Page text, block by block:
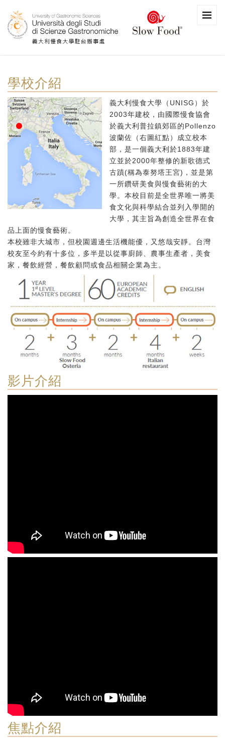
學校介紹
義大利慢食大學（UNISG）於
2003年建校，由國際慢食協會
於義大利普拉鎮郊區的Pollenzo
波蘭佐（右圖紅點）成立校本
部，是一個義大利於1883年建
立並於2000年整修的新歌德式
古蹟(稱為泰努塔王宮)，並是第
一所鑽研美食與慢食藝術的大
學。本校目前是全世界唯一將美
食文化與科學結合並列入學開的
大學，其主旨為創造全世界在食
品上面的慢食藝術。
本校雖非大城市，但校園週邊生活機能優，又悠哉安靜。台灣
校友至今約有十多位，多半是以從事廚師、農事生產者，美食
家，餐飲經營，餐飲顧問或食品相關企業為主。
影片介紹
焦點介紹